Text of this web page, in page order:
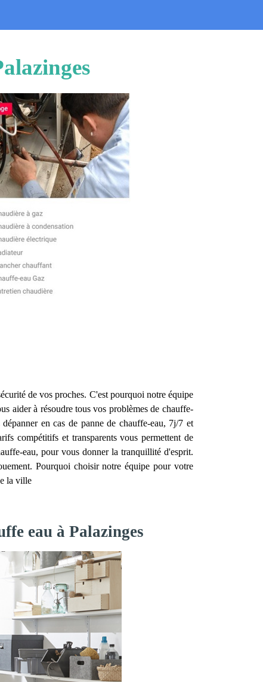
de vos proches. C'est pourquoi notre équipe
aider à résoudre tous vos problèmes de chauffe-
en cas de panne de chauffe-eau, 7j/7 et
compétitifs et transparents vous permettent de
eau, pour vous donner la tranquillité d'esprit.
Pourquoi choisir notre équipe pour votre
la ville
eau à Palazinges